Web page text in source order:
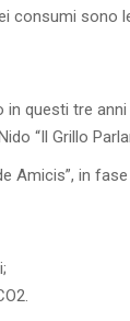
consumi sono
in questi tre
“Il Grillo
Amicis”, in